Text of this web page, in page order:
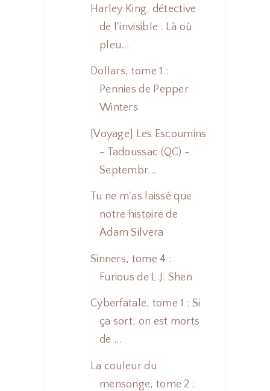
Harley King, détective
de l'invisible : Là où
pleu...
Dollars, tome 1 :
Pennies de Pepper
Winters
[Voyage] Les Escoumins
- Tadoussac (QC) -
Septembr...
Tu ne m'as laissé que
notre histoire de
Adam Silvera
Sinners, tome 4 :
Furious de L.J. Shen
Cyberfatale, tome 1 : Si
ça sort, on est morts
de ...
La couleur du
mensonge, tome 2 :